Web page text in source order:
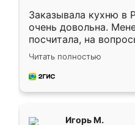
Заказывала кухню в
очень довольна.
посчитала, на
Замерщик приехал в
делу со всей
за день, ребята
Читать полностью
Игорь М.